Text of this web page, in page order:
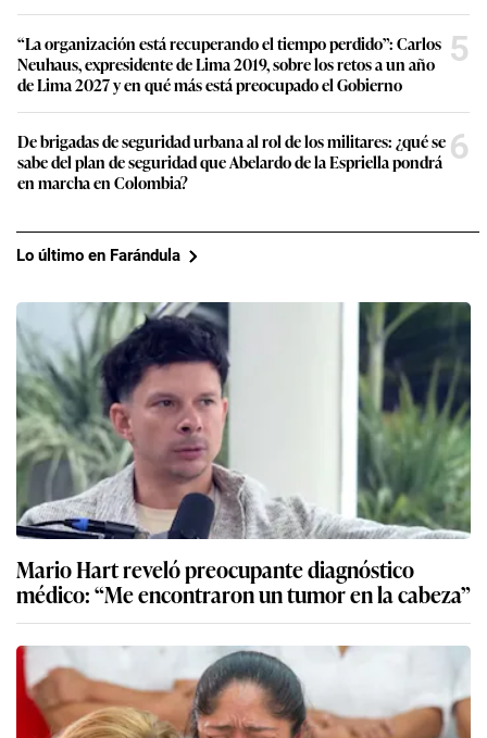
“La organización está recuperando el tiempo perdido”: Carlos
Neuhaus, expresidente de Lima 2019, sobre los retos a un año
de Lima 2027 y en qué más está preocupado el Gobierno
5
De brigadas de seguridad urbana al rol de los militares: ¿qué se
sabe del plan de seguridad que Abelardo de la Espriella pondrá
en marcha en Colombia?
6
Lo último en Farándula
Mario Hart reveló preocupante diagnóstico
médico: “Me encontraron un tumor en la cabeza”